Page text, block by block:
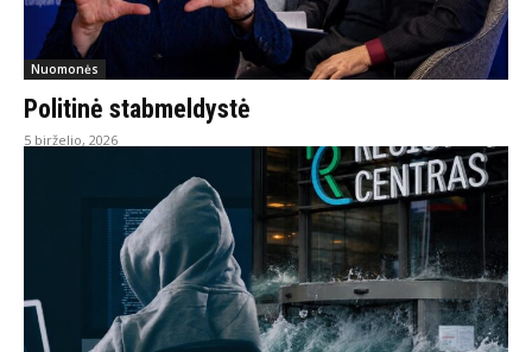
Nuomonės
Politinė stabmeldystė
5 birželio, 2026